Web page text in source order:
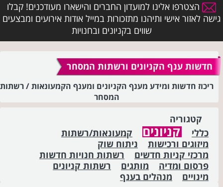
הצטרפו אלינו למועדון החברים והישארו מעודכנים! קבלו
גישה לאזור אישי ותיהנו מתזכורות במייל אודות אירועים ומבצעים
שווים בקניונים ובחנויות
חדשות ענף הקניונים ורשתות המסחר
ריכוז חדשות ומידע מענף הקניונים ומענף הקמעונאות / רשתות
המסחר
קטגוריה
כללי
קניונים
קמעונאות/רשתות
מיזוגים ורכישות
ניתוח שוק
מרכזי קניות חדשים
רשתות חנויות חדשות
פרסום ומדיה
מותגים
רשתות קניונים
מינויים
מנהלים בענף